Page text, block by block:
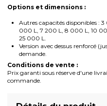
Options et dimensions :
Autres capacités disponibles :
000 L, 7 200 L, 8 000 L, 10
25 000 L.
Version avec dessus renforcé
demande.
Conditions de vente :
Prix garanti sous réserve d'une
commande.